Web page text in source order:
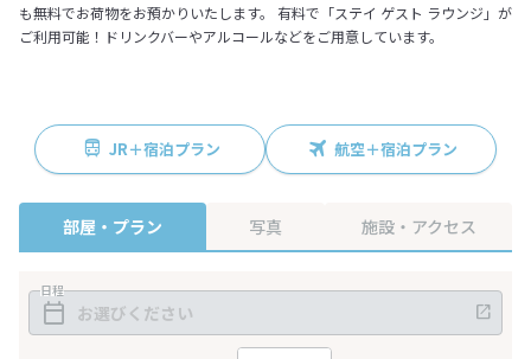
も無料でお荷物をお預かりいたします。 有料で「ステイ ゲスト ラウンジ」が
ご利用可能！ドリンクバーやアルコールなどをご用意しています。
JR＋宿泊プラン 航空＋宿泊プラン
部屋・プラン 写真 施設・アクセス
日程